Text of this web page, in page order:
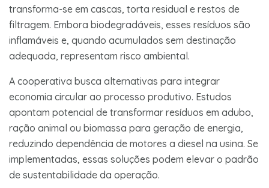
transforma-se em cascas, torta residual e restos de
filtragem. Embora biodegradáveis, esses resíduos são
inflamáveis e, quando acumulados sem destinação
adequada, representam risco ambiental.
A cooperativa busca alternativas para integrar
economia circular ao processo produtivo. Estudos
apontam potencial de transformar resíduos em adubo,
ração animal ou biomassa para geração de energia,
reduzindo dependência de motores a diesel na usina. Se
implementadas, essas soluções podem elevar o padrão
de sustentabilidade da operação.